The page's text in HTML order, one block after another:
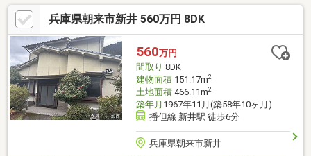
す。・全居室6帖以上の4SLDKです。・8帖の和室があり、客間や
くつろぎの空間としても使えます。・納戸付きで収納スペースを
確保しています。・トイレは2か所あり、使い分けが可能です。・
駐車スペースは2台分あります。
兵庫県朝来市新井 560万円 8DK
560万円
間取り 8DK
建物面積151.17m2
土地面積466.11m2
築年月 1967年11月(築58年10ヶ月)
播但線 新井駅 徒歩6分
兵庫県朝来市新井